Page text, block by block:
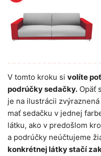
V tomto kroku si volíte
podrúčky sedačky. Opäť
je na ilustrácii
mať sedačku v jednej
látku, ako v predošlom
a podrúčky neúčtujeme
konkrétnej látky stačí